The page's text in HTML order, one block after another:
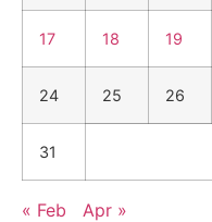
17 18 19
24 25 26
31
« Feb Apr »